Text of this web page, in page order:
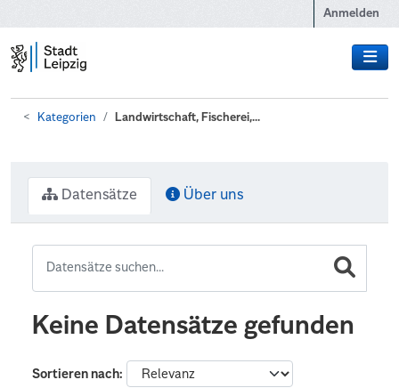
Anmelden
Kategorien Landwirtschaft, Fischerei,...
Datensätze Über uns
Keine Datensätze gefunden
Sortieren nach